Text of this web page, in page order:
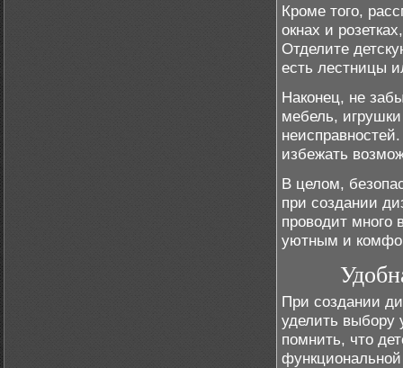
Кроме того,
окнах и
Отделите
есть лестницы
Наконец, не
мебель,
избежать
В целом,
при создании
проводит много
уютным и
При создании
уделить выбору
помнить, что
функциональной